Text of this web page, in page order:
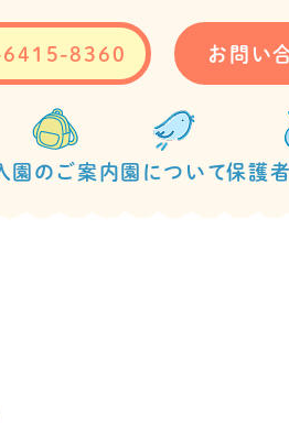
8360 お問い
園のご案内園について保護